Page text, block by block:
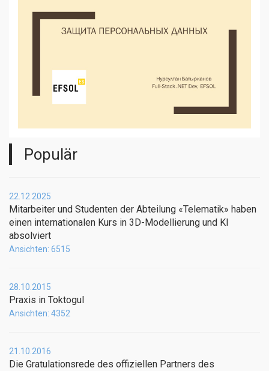
Populär
22.12.2025
Mitarbeiter und Studenten der Abteilung «Telematik» haben
einen internationalen Kurs in 3D-Modellierung und KI
absolviert
Ansichten: 6515
28.10.2015
Praxis in Toktogul
Ansichten: 4352
21.10.2016
Die Gratulationsrede des offiziellen Partners des